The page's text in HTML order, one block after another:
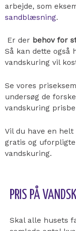
arbejde, som
sandblæsning.
Er der behov for
Så kan dette også
vandskuring vil
Se vores
undersøg de
vandskuring
Vil du have en
gratis og
vandskuring.
PRIS PÅ
Skal alle husets